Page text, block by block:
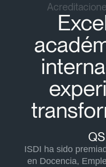
ISDI ha sido
en Docencia,